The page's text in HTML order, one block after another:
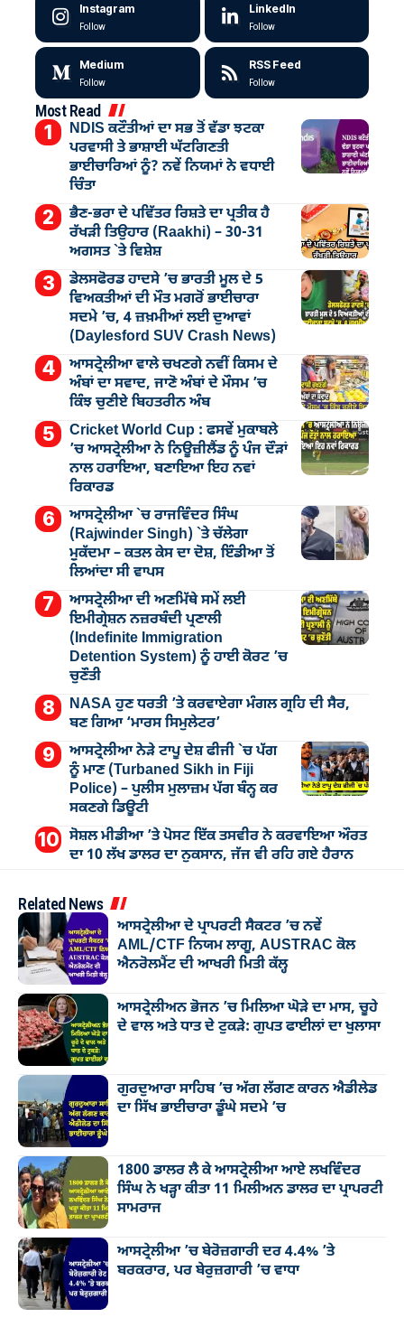
Instagram
Follow
LinkedIn
Follow
Medium
Follow
RSS Feed
Follow
Most Read
NDIS ਕਟੌਤੀਆਂ ਦਾ ਸਭ ਤੋਂ ਵੱਡਾ ਝਟਕਾ
ਪਰਵਾਸੀ ਤੇ ਭਾਸ਼ਾਈ ਘੱਟਗਿਣਤੀ
ਭਾਈਚਾਰਿਆਂ ਨੂੰ? ਨਵੇਂ ਨਿਯਮਾਂ ਨੇ ਵਧਾਈ
ਚਿੰਤਾ
ਭੈਣ-ਭਰਾ ਦੇ ਪਵਿੱਤਰ ਰਿਸ਼ਤੇ ਦਾ ਪ੍ਰਤੀਕ ਹੈ
ਰੱਖੜੀ ਤਿਉਹਾਰ (Raakhi) – 30-31
ਅਗਸਤ `ਤੇ ਵਿਸ਼ੇਸ਼
ਡੇਲਸਫੋਰਡ ਹਾਦਸੇ ’ਚ ਭਾਰਤੀ ਮੂਲ ਦੇ 5
ਵਿਅਕਤੀਆਂ ਦੀ ਮੌਤ ਮਗਰੋਂ ਭਾਈਚਾਰਾ
ਸਦਮੇ ’ਚ, 4 ਜ਼ਖ਼ਮੀਆਂ ਲਈ ਦੁਆਵਾਂ
(Daylesford SUV Crash News)
ਆਸਟ੍ਰੇਲੀਆ ਵਾਲੇ ਚਖਣਗੇ ਨਵੀਂ ਕਿਸਮ ਦੇ
ਅੰਬਾਂ ਦਾ ਸਵਾਦ, ਜਾਣੋ ਅੰਬਾਂ ਦੇ ਮੌਸਮ ’ਚ
ਕਿੰਝ ਚੁਣੀਏ ਬਿਹਤਰੀਨ ਅੰਬ
Cricket World Cup : ਫਸਵੇਂ ਮੁਕਾਬਲੇ
’ਚ ਆਸਟ੍ਰੇਲੀਆ ਨੇ ਨਿਊਜ਼ੀਲੈਂਡ ਨੂੰ ਪੰਜ ਦੌੜਾਂ
ਨਾਲ ਹਰਾਇਆ, ਬਣਾਇਆ ਇਹ ਨਵਾਂ
ਰਿਕਾਰਡ
ਆਸਟ੍ਰੇਲੀਆ `ਚ ਰਾਜਵਿੰਦਰ ਸਿੰਘ
(Rajwinder Singh) `ਤੇ ਚੱਲੇਗਾ
ਮੁੁਕੱਦਮਾ – ਕਤਲ ਕੇਸ ਦਾ ਦੋਸ਼, ਇੰਡੀਆ ਤੋਂ
ਲਿਆਂਦਾ ਸੀ ਵਾਪਸ
ਆਸਟ੍ਰੇਲੀਆ ਦੀ ਅਣਮਿੱਥੇ ਸਮੇਂ ਲਈ
ਇਮੀਗ੍ਰੇਸ਼ਨ ਨਜ਼ਰਬੰਦੀ ਪ੍ਰਣਾਲੀ
(Indefinite Immigration
Detention System) ਨੂੰ ਹਾਈ ਕੋਰਟ ’ਚ
ਚੁਣੌਤੀ
NASA ਹੁਣ ਧਰਤੀ ’ਤੇ ਕਰਵਾਏਗਾ ਮੰਗਲ ਗ੍ਰਹਿ ਦੀ ਸੈਰ,
ਬਣ ਗਿਆ ‘ਮਾਰਸ ਸਿਮੁਲੇਟਰ’
ਆਸਟ੍ਰੇਲੀਆ ਨੇੜੇ ਟਾਪੂ ਦੇਸ਼ ਫੀਜੀ `ਚ ਪੱਗ
ਨੂੰ ਮਾਣ (Turbaned Sikh in Fiji
Police) – ਪੁਲੀਸ ਮੁਲਾਜ਼ਮ ਪੱਗ ਬੰਨ੍ਹ ਕਰ
ਸਕਣਗੇ ਡਿਊਟੀ
ਸੋਸ਼ਲ ਮੀਡੀਆ ’ਤੇ ਪੋਸਟ ਇੱਕ ਤਸਵੀਰ ਨੇ ਕਰਵਾਇਆ ਔਰਤ
ਦਾ 10 ਲੱਖ ਡਾਲਰ ਦਾ ਨੁਕਸਾਨ, ਜੱਜ ਵੀ ਰਹਿ ਗਏ ਹੈਰਾਨ
Related News
ਆਸਟ੍ਰੇਲੀਆ ਦੇ ਪ੍ਰਾਪਰਟੀ ਸੈਕਟਰ ’ਚ ਨਵੇਂ
AML/CTF ਨਿਯਮ ਲਾਗੂ, AUSTRAC ਕੋਲ
ਐਨਰੋਲਮੈਂਟ ਦੀ ਆਖਰੀ ਮਿਤੀ ਕੱਲ੍ਹ
ਆਸਟ੍ਰੇਲੀਅਨ ਭੋਜਨ ’ਚ ਮਿਲਿਆ ਘੋੜੇ ਦਾ ਮਾਸ, ਚੂਹੇ
ਦੇ ਵਾਲ ਅਤੇ ਧਾਤ ਦੇ ਟੁਕੜੇ: ਗੁਪਤ ਫਾਈਲਾਂ ਦਾ ਖੁਲਾਸਾ
ਗੁਰਦੁਆਰਾ ਸਾਹਿਬ ’ਚ ਅੱਗ ਲੱਗਣ ਕਾਰਨ ਐਡੀਲੇਡ
ਦਾ ਸਿੱਖ ਭਾਈਚਾਰਾ ਡੂੰਘੇ ਸਦਮੇ ’ਚ
1800 ਡਾਲਰ ਲੈ ਕੇ ਆਸਟ੍ਰੇਲੀਆ ਆਏ ਲਖਵਿੰਦਰ
ਸਿੰਘ ਨੇ ਖੜ੍ਹਾ ਕੀਤਾ 11 ਮਿਲੀਅਨ ਡਾਲਰ ਦਾ ਪ੍ਰਾਪਰਟੀ
ਸਾਮਰਾਜ
ਆਸਟ੍ਰੇਲੀਆ ’ਚ ਬੇਰੋਜ਼ਗਾਰੀ ਦਰ 4.4% ’ਤੇ
ਬਰਕਰਾਰ, ਪਰ ਬੇਰੁਜ਼ਗਾਰੀ ’ਚ ਵਾਧਾ